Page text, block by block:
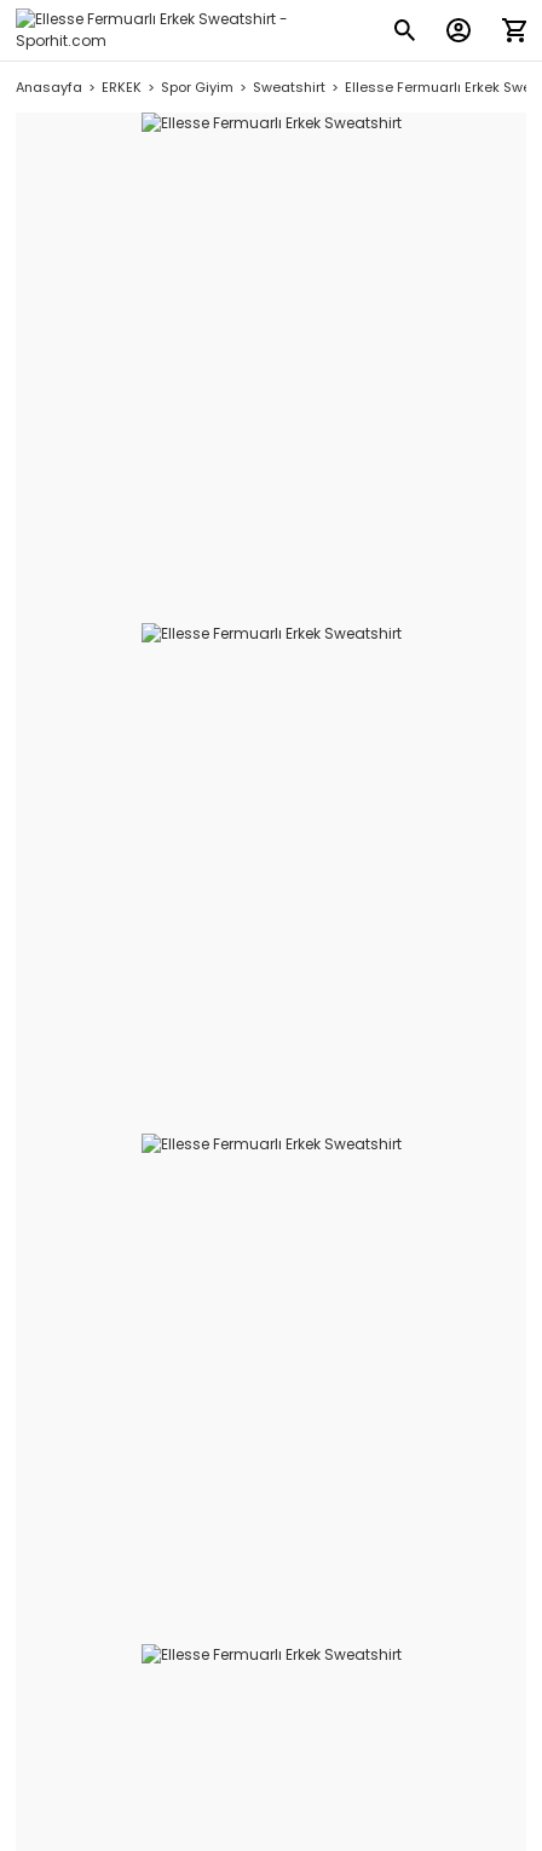
Anasayfa ERKEK Spor Giyim Sweatshirt Ellesse Fermuarlı Erkek